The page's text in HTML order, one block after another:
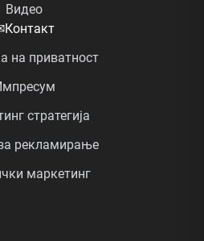
Видео
Контакт
на приватност
стратегија
рекламирање
маркетинг